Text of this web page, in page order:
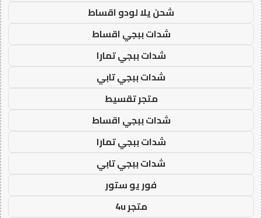
شحن يلا لودو اقساط
شدات ببجي اقساط
شدات ببجي تمارا
شدات ببجي تابي
متجر تقسيط
شدات ببجي اقساط
شدات ببجي تمارا
شدات ببجي تابي
فور يو ستور
متجر 4u